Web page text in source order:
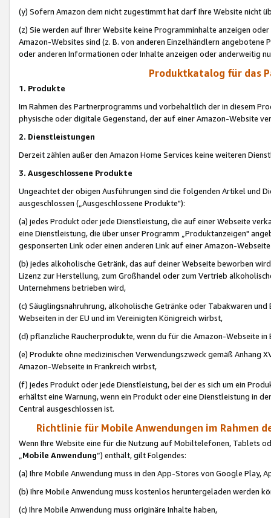
(y) Sofern Amazon dem nicht zugestimmt hat darf Ihre Website nicht
(z) Sie werden auf Ihrer Website keine Programminhalte anzeigen
Amazon-Websites sind (z. B. von anderen Einzelhändlern
oder anderen Informationen oder Inhalte anzeigen oder anderweitig
Produktkatalog für das
1. Produkte
Im Rahmen des Partnerprogramms und vorbehaltlich der in diesem
physische oder digitale Gegenstand, der auf einer Amazon-Website
2. Dienstleistungen
Derzeit zählen außer den Amazon Home Services keine weiteren
3. Ausgeschlossene Produkte
Ungeachtet der obigen Ausführungen sind die folgenden Artikel und
ausgeschlossen („Ausgeschlossene Produkte"):
(a) jedes Produkt oder jede Dienstleistung, die auf einer Webseite
eine Dienstleistung, die über unser Programm „Produktanzeigen"
gesponserten Link oder einen anderen Link auf einer Amazon-
(b) jedes alkoholische Getränk, das auf deiner Webseite beworben
Lizenz zur Herstellung, zum Großhandel oder zum Vertrieb
Unternehmens betrieben wird,
(c) Säuglingsnahruhrung, alkoholische Getränke oder Tabakwaren
Webseiten in der EU und im Vereinigten Königreich wirbst,
(d) pflanzliche Raucherprodukte, wenn du für die Amazon-Webseite in
(e) Produkte ohne medizinischen Verwendungszweck gemäß Anhang
Amazon-Webseite in Frankreich wirbst,
(f) jedes Produkt oder jede Dienstleistung, bei der es sich um ein
erhältst eine Warnung, wenn ein Produkt oder eine Dienstleistung in
Central ausgeschlossen ist.
Richtlinie für Mobile Anwendungen im Rahmen
Wenn Ihre Website eine für die Nutzung auf Mobiltelefonen, Tablets
„Mobile Anwendung“) enthält, gilt Folgendes:
(a) Ihre Mobile Anwendung muss in den App-Stores von Google Play,
(b) Ihre Mobile Anwendung muss kostenlos heruntergeladen werden
(c) Ihre Mobile Anwendung muss originäre Inhalte haben,